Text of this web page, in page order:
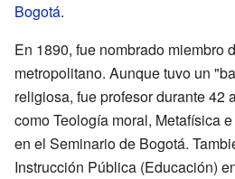
Bogotá.
En 1890, fue nombrado miembro
metropolitano. Aunque tuvo un
religiosa, fue profesor durante 42
como Teología moral, Metafísica
en el Seminario de Bogotá.
Instrucción Pública (Educación)